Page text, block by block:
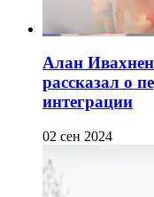
Алан
рассказал о
интеграции
02 сен 2024